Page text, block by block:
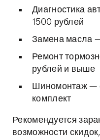
Диагностика
1500 рублей
Замена масла
Ремонт
рублей и выше
Шиномонтаж —
комплект
Рекомендуется
возможности